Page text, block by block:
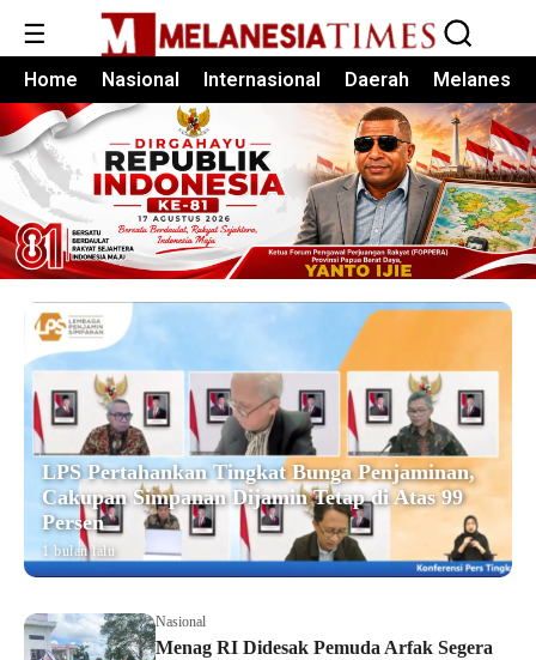
☰
Home Nasional Internasional Daerah Melanesia
LPS Pertahankan Tingkat Bunga Penjaminan,
Cakupan Simpanan Dijamin Tetap di Atas 99
Persen
1 bulan lalu
Nasional
Menag RI Didesak Pemuda Arfak Segera